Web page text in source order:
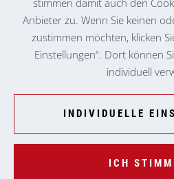
stimmen damit auch den
Anbieter zu. Wenn Sie keinen
zustimmen möchten, klicken
Einstellungen“. Dort können
individuell
INDIVIDUELLE
ICH